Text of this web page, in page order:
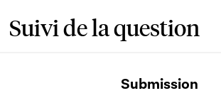
Suivi de la question
Submission